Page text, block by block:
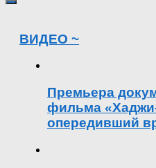
ВИДЕО ~
Премьера
фильма
опередивший